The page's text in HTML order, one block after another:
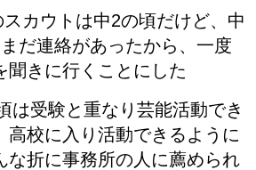
スカウトは中2の頃だけど、中
だ連絡があったから、一度
聞きに行くことにした
は受験と重なり芸能活動でき
高校に入り活動できるように
な折に事務所の人に薦められ